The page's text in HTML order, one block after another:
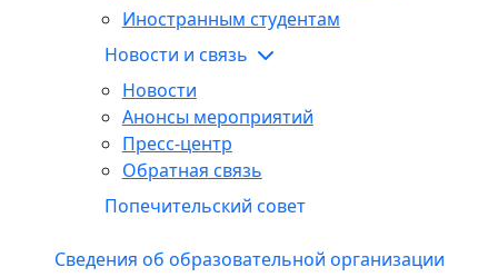
Иностранным студентам
Новости и связь
Новости
Анонсы мероприятий
Пресс-центр
Обратная связь
Попечительский совет
Сведения об образовательной организации